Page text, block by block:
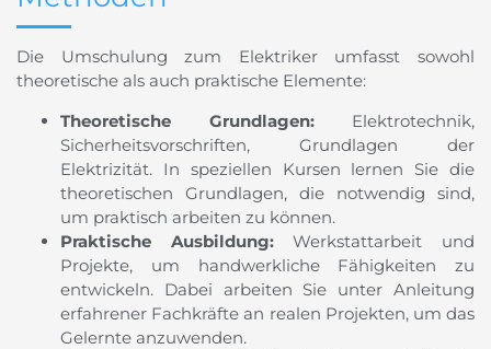
Die Umschulung zum Elektriker umfasst sowohl
theoretische als auch praktische Elemente:
Theoretische Grundlagen:Elektrotechnik,
Sicherheitsvorschriften, Grundlagen der
Elektrizität. In speziellen Kursen lernen Sie die
theoretischen Grundlagen, die notwendig sind,
um praktisch arbeiten zu können.
Praktische Ausbildung:Werkstattarbeit und
Projekte, um handwerkliche Fähigkeiten zu
entwickeln. Dabei arbeiten Sie unter Anleitung
erfahrener Fachkräfte an realen Projekten, um das
Gelernte anzuwenden.